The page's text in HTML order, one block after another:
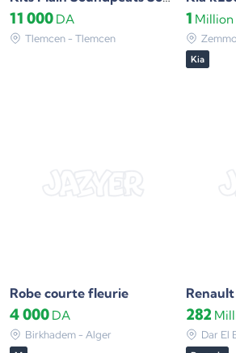
11 000 DA
Tlemcen - Tlemcen
1 Million
Kia
Robe courte fleurie
4 000 DA
Birkhadem - Alger
282
Dar El